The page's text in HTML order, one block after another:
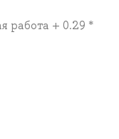
работа + 0.29 *